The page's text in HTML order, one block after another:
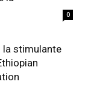
0
la stimulante